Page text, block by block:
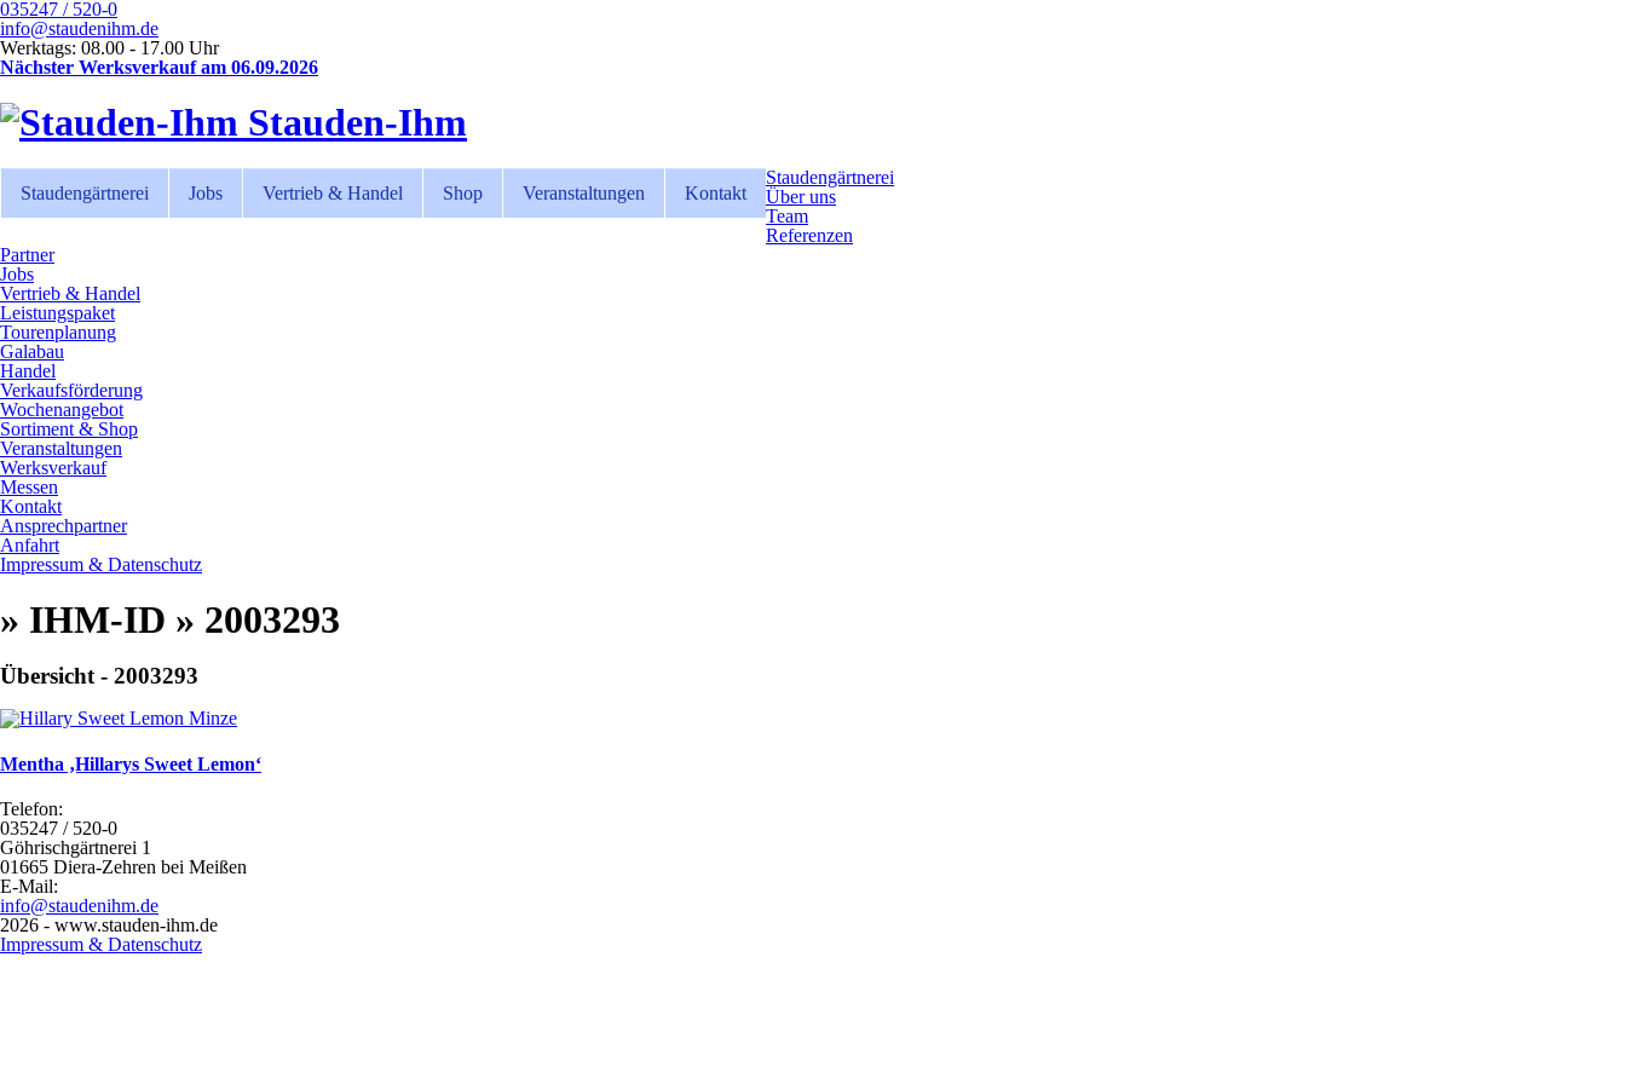
035247 / 520-0
info@staudenihm.de
Werktags: 08.00 - 17.00 Uhr
Nächster Werksverkauf am 06.09.2026
Stauden-Ihm
Staudengärtnerei Jobs Vertrieb & Handel Shop Veranstaltungen Kontakt
Staudengärtnerei
Über uns
Team
Referenzen
Partner
Jobs
Vertrieb & Handel
Leistungspaket
Tourenplanung
Galabau
Handel
Verkaufsförderung
Wochenangebot
Sortiment & Shop
Veranstaltungen
Werksverkauf
Messen
Kontakt
Ansprechpartner
Anfahrt
Impressum & Datenschutz
» IHM-ID » 2003293
Übersicht - 2003293
Mentha ‚Hillarys Sweet Lemon‘
Telefon:
035247 / 520-0
Göhrischgärtnerei 1
01665 Diera-Zehren bei Meißen
E-Mail:
info@staudenihm.de
2026 - www.stauden-ihm.de
Impressum & Datenschutz